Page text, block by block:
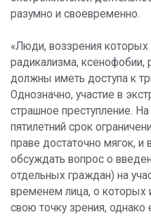
разумно и своевременно.
«Люди, воззрения
радикализма, ксенофобии,
должны иметь доступа к
Однозначно, участие в
страшное преступление.
пятилетний срок
праве достаточно мягок,
обсуждать вопрос о
отдельных граждан) на
временем лица, о которых
свою точку зрения, однако